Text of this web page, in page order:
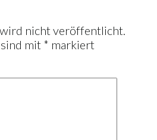
nicht veröffentlicht.
mit * markiert